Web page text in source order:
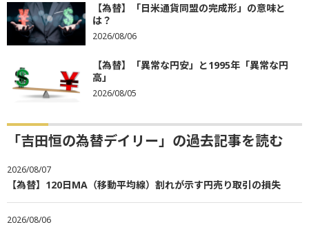
【為替】「日米通貨同盟の完成形」の意味と
は？
2026/08/06
【為替】「異常な円安」と1995年「異常な円
高」
2026/08/05
「吉田恒の為替デイリー」の過去記事を読む
2026/08/07
【為替】120日MA（移動平均線）割れが示す円売り取引の損失
2026/08/06